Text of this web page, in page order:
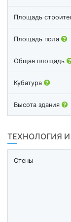
Площадь
Площадь пола
Общая площадь
Кубатура
Высота здания
ТЕХНОЛОГИЯ
Стены